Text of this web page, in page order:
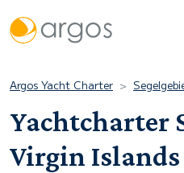
Argos Yacht Charter
Yachtcharter
Virgin Islands